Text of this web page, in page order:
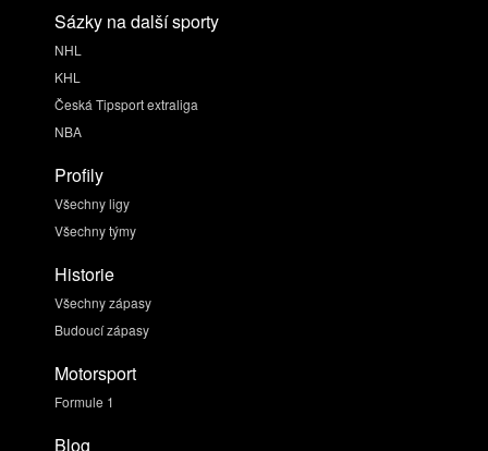
Sázky na další sporty
NHL
KHL
Česká Tipsport extraliga
NBA
Profily
Všechny ligy
Všechny týmy
Historie
Všechny zápasy
Budoucí zápasy
Motorsport
Formule 1
Blog